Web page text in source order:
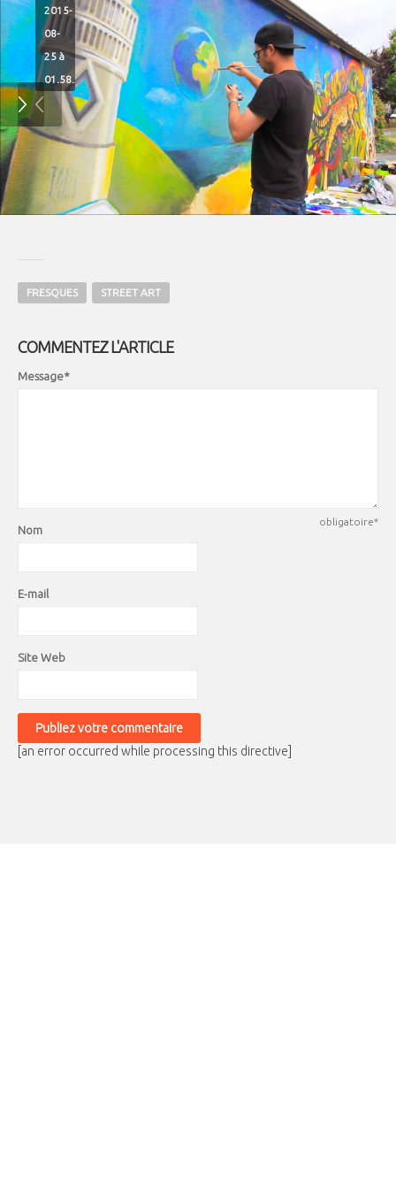
2015-
08-
25 à
01.58.30
FRESQUES STREET ART
COMMENTEZ L'ARTICLE
Message*
obligatoire*
Nom
E-mail
Site Web
[an error occurred while processing this directive]